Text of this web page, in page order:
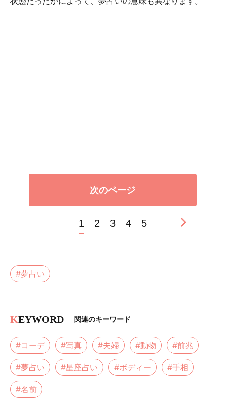
次のページ
1 2 3 4 5
#夢占い
KEYWORD 関連のキーワード
#コーデ #写真 #夫婦 #動物 #前兆
#夢占い #星座占い #ボディー #手相
#名前